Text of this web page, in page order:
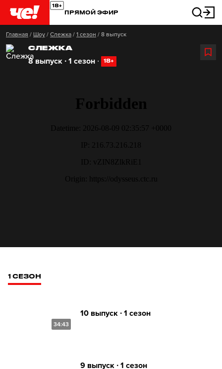
ПРЯМОЙ ЭФИР
Главная / Шоу / Слежка / 1 сезон / 8 выпуск
СЛЕЖКА
8 выпуск ∙ 1 сезон ∙ 18+
1 СЕЗОН
34:43
10 выпуск ∙ 1 сезон
9 выпуск ∙ 1 сезон